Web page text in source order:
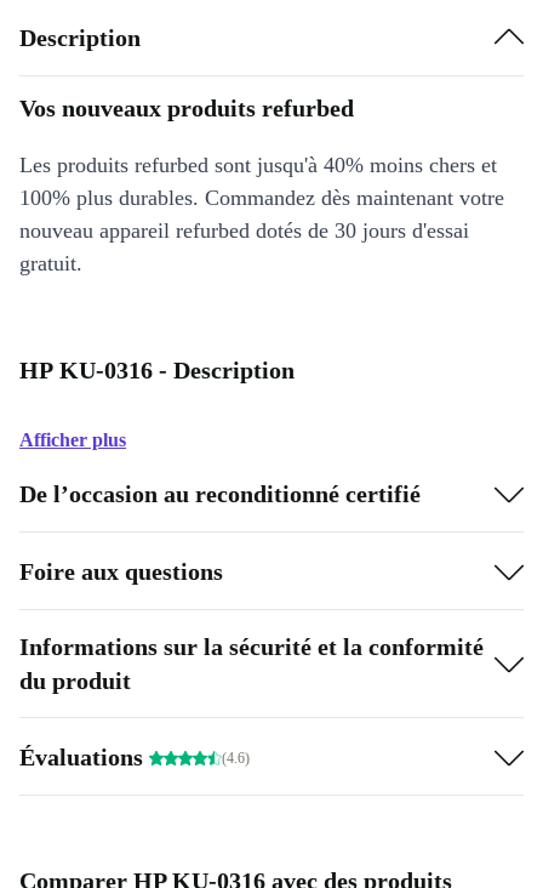
Description
Vos nouveaux produits refurbed
Les produits refurbed sont jusqu'à 40% moins chers et
100% plus durables. Commandez dès maintenant votre
nouveau appareil refurbed dotés de 30 jours d'essai
gratuit.
HP KU-0316 - Description
Afficher plus
De l’occasion au reconditionné certifié
Foire aux questions
Informations sur la sécurité et la conformité
du produit
Évaluations (4.6)
Comparer HP KU-0316 avec des produits